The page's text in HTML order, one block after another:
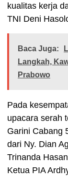
kualitas kerja
TNI Deni
Baca Juga:
Langkah,
Prabowo
Pada
upacara serah
Garini Cabang
dari Ny. Dian
Trinanda
Ketua PIA